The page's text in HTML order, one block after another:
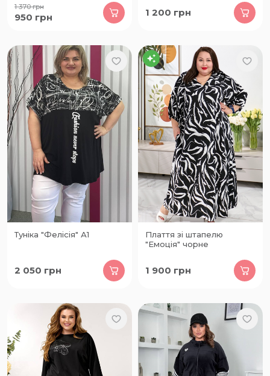
1 370грн
950 грн 1 200 грн
Туніка "Фелісія" А1
2 050 грн
Плаття зі штапелю
"Емоція" чорне
1 900 грн